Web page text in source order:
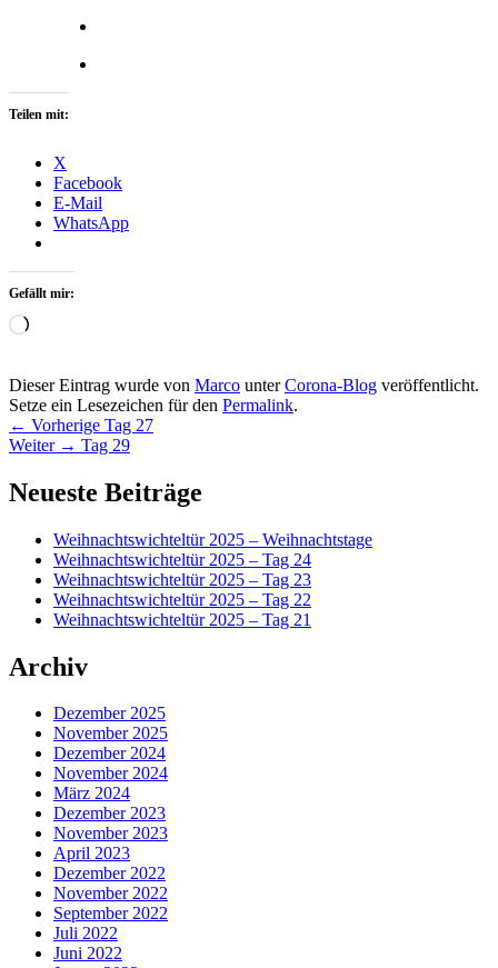
Teilen mit:
X
Facebook
E-Mail
WhatsApp
Gefällt mir:
Wird
Dieser Eintrag wurde von Marco unterCorona-Blog veröffentlicht.
Setze ein Lesezeichen für den Permalink.
Beitragsnavigation
← Vorherige Vorheriger
Beitrag:
Tag 27
Weiter → Nächster
Tag 29
Primärer
Widgetbereich
Neueste Beiträge
Weihnachtswichteltür 2025 – Weihnachtstage
Weihnachtswichteltür 2025 – Tag 24
Weihnachtswichteltür 2025 – Tag 23
Weihnachtswichteltür 2025 – Tag 22
Weihnachtswichteltür 2025 – Tag 21
Archiv
Dezember 2025
November 2025
Dezember 2024
November 2024
März 2024
Dezember 2023
November 2023
April 2023
Dezember 2022
November 2022
September 2022
Juli 2022
Juni 2022